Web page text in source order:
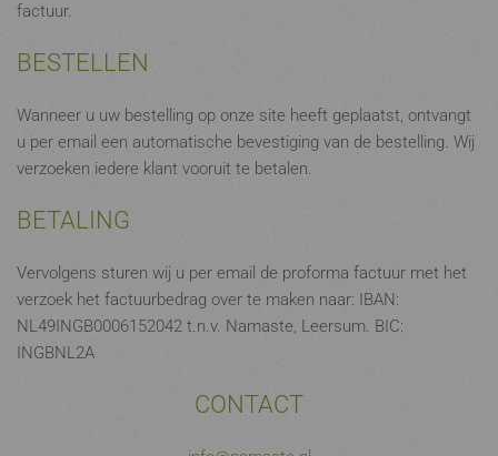
factuur.
BESTELLEN
Wanneer u uw bestelling op onze site heeft geplaatst, ontvangt
u per email een automatische bevestiging van de bestelling. Wij
verzoeken iedere klant vooruit te betalen.
BETALING
Vervolgens sturen wij u per email de proforma factuur met het
verzoek het factuurbedrag over te maken naar: IBAN:
NL49INGB0006152042 t.n.v. Namaste, Leersum. BIC:
INGBNL2A
CONTACT